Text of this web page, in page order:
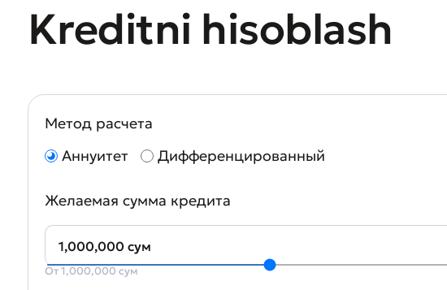
Kreditni hisoblash
Метод расчета
Аннуитет
Дифференцированный
Желаемая сумма кредита
1,000,000 сум
От 1,000,000 сум